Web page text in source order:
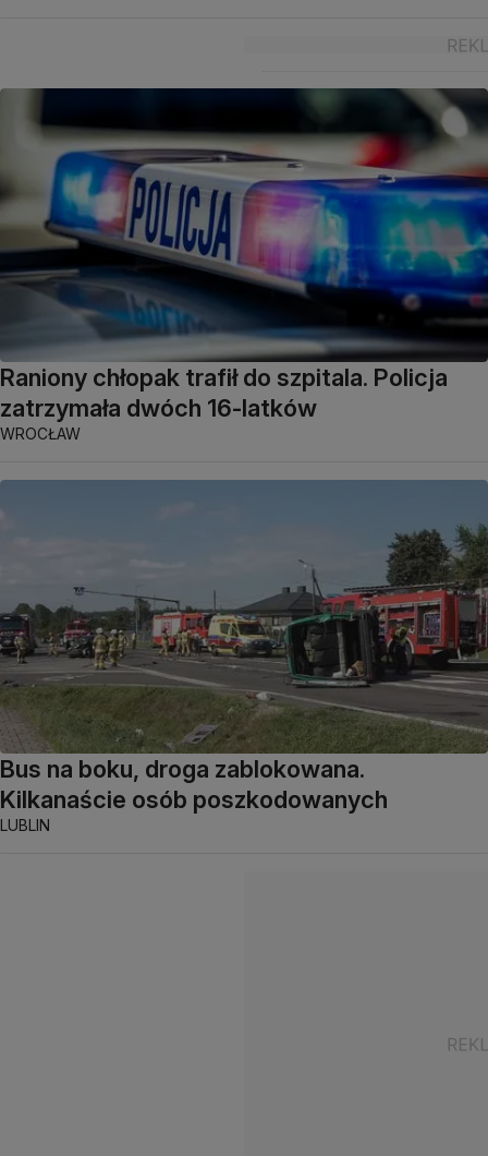
Raniony chłopak trafił do szpitala. Policja
zatrzymała dwóch 16-latków
WROCŁAW
Bus na boku, droga zablokowana.
Kilkanaście osób poszkodowanych
LUBLIN